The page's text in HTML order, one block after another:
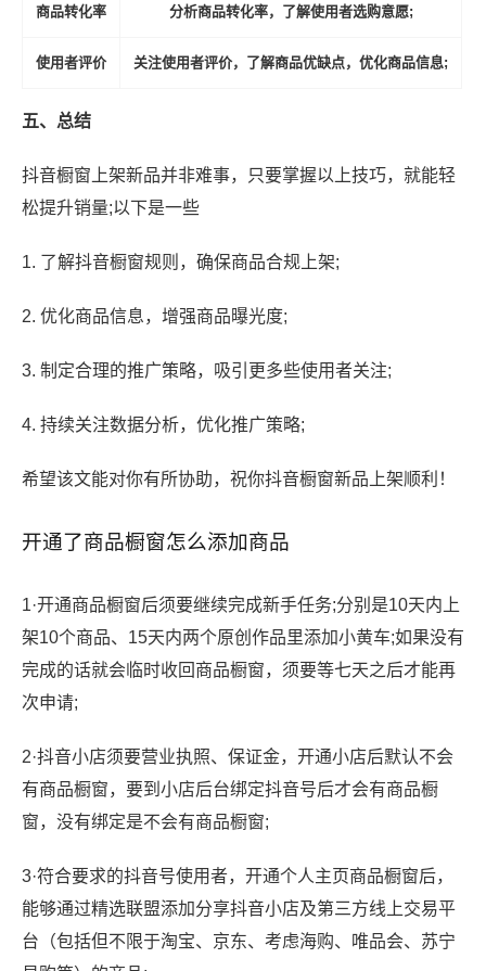
商品转化率 分析商品转化率，了解使用者选购意愿;
使用者评价 关注使用者评价，了解商品优缺点，优化商品信息;
五、总结
抖音橱窗上架新品并非难事，只要掌握以上技巧，就能轻
松提升销量;以下是一些
1. 了解抖音橱窗规则，确保商品合规上架;
2. 优化商品信息，增强商品曝光度;
3. 制定合理的推广策略，吸引更多些使用者关注;
4. 持续关注数据分析，优化推广策略;
希望该文能对你有所协助，祝你抖音橱窗新品上架顺利！
开通了商品橱窗怎么添加商品
1·开通商品橱窗后须要继续完成新手任务;分别是10天内上
架10个商品、15天内两个原创作品里添加小黄车;如果没有
完成的话就会临时收回商品橱窗，须要等七天之后才能再
次申请;
2·抖音小店须要营业执照、保证金，开通小店后默认不会
有商品橱窗，要到小店后台绑定抖音号后才会有商品橱
窗，没有绑定是不会有商品橱窗;
3·符合要求的抖音号使用者，开通个人主页商品橱窗后，
能够通过精选联盟添加分享抖音小店及第三方线上交易平
台（包括但不限于淘宝、京东、考虑海购、唯品会、苏宁